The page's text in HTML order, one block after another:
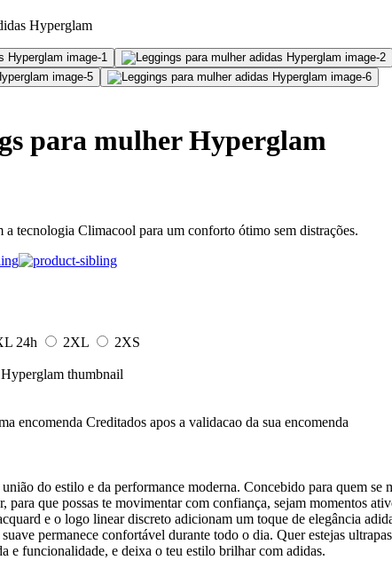
Hyperglam
para mulher Hyperglam
tecnologia Climacool para um conforto ótimo sem distrações.
24h 2XL
2XS
encomenda Creditados apos a validacao da sua encomenda
do estilo e da performance moderna. Concebido para quem
para que possas te movimentar com confiança, sejam momentos
e o logo linear discreto adicionam um toque de elegância
permanece confortável durante todo o dia. Quer estejas
e funcionalidade, e deixa o teu estilo brilhar com adidas.